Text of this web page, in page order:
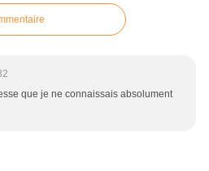
que je ne connaissais absolument